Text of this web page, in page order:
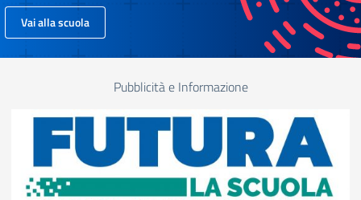
Vai alla scuola
Pubblicità e Informazione